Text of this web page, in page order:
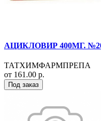
АЦИКЛОВИР 400МГ.
ТАТХИМФАРМПРЕПА
от 161.00 р.
Под заказ